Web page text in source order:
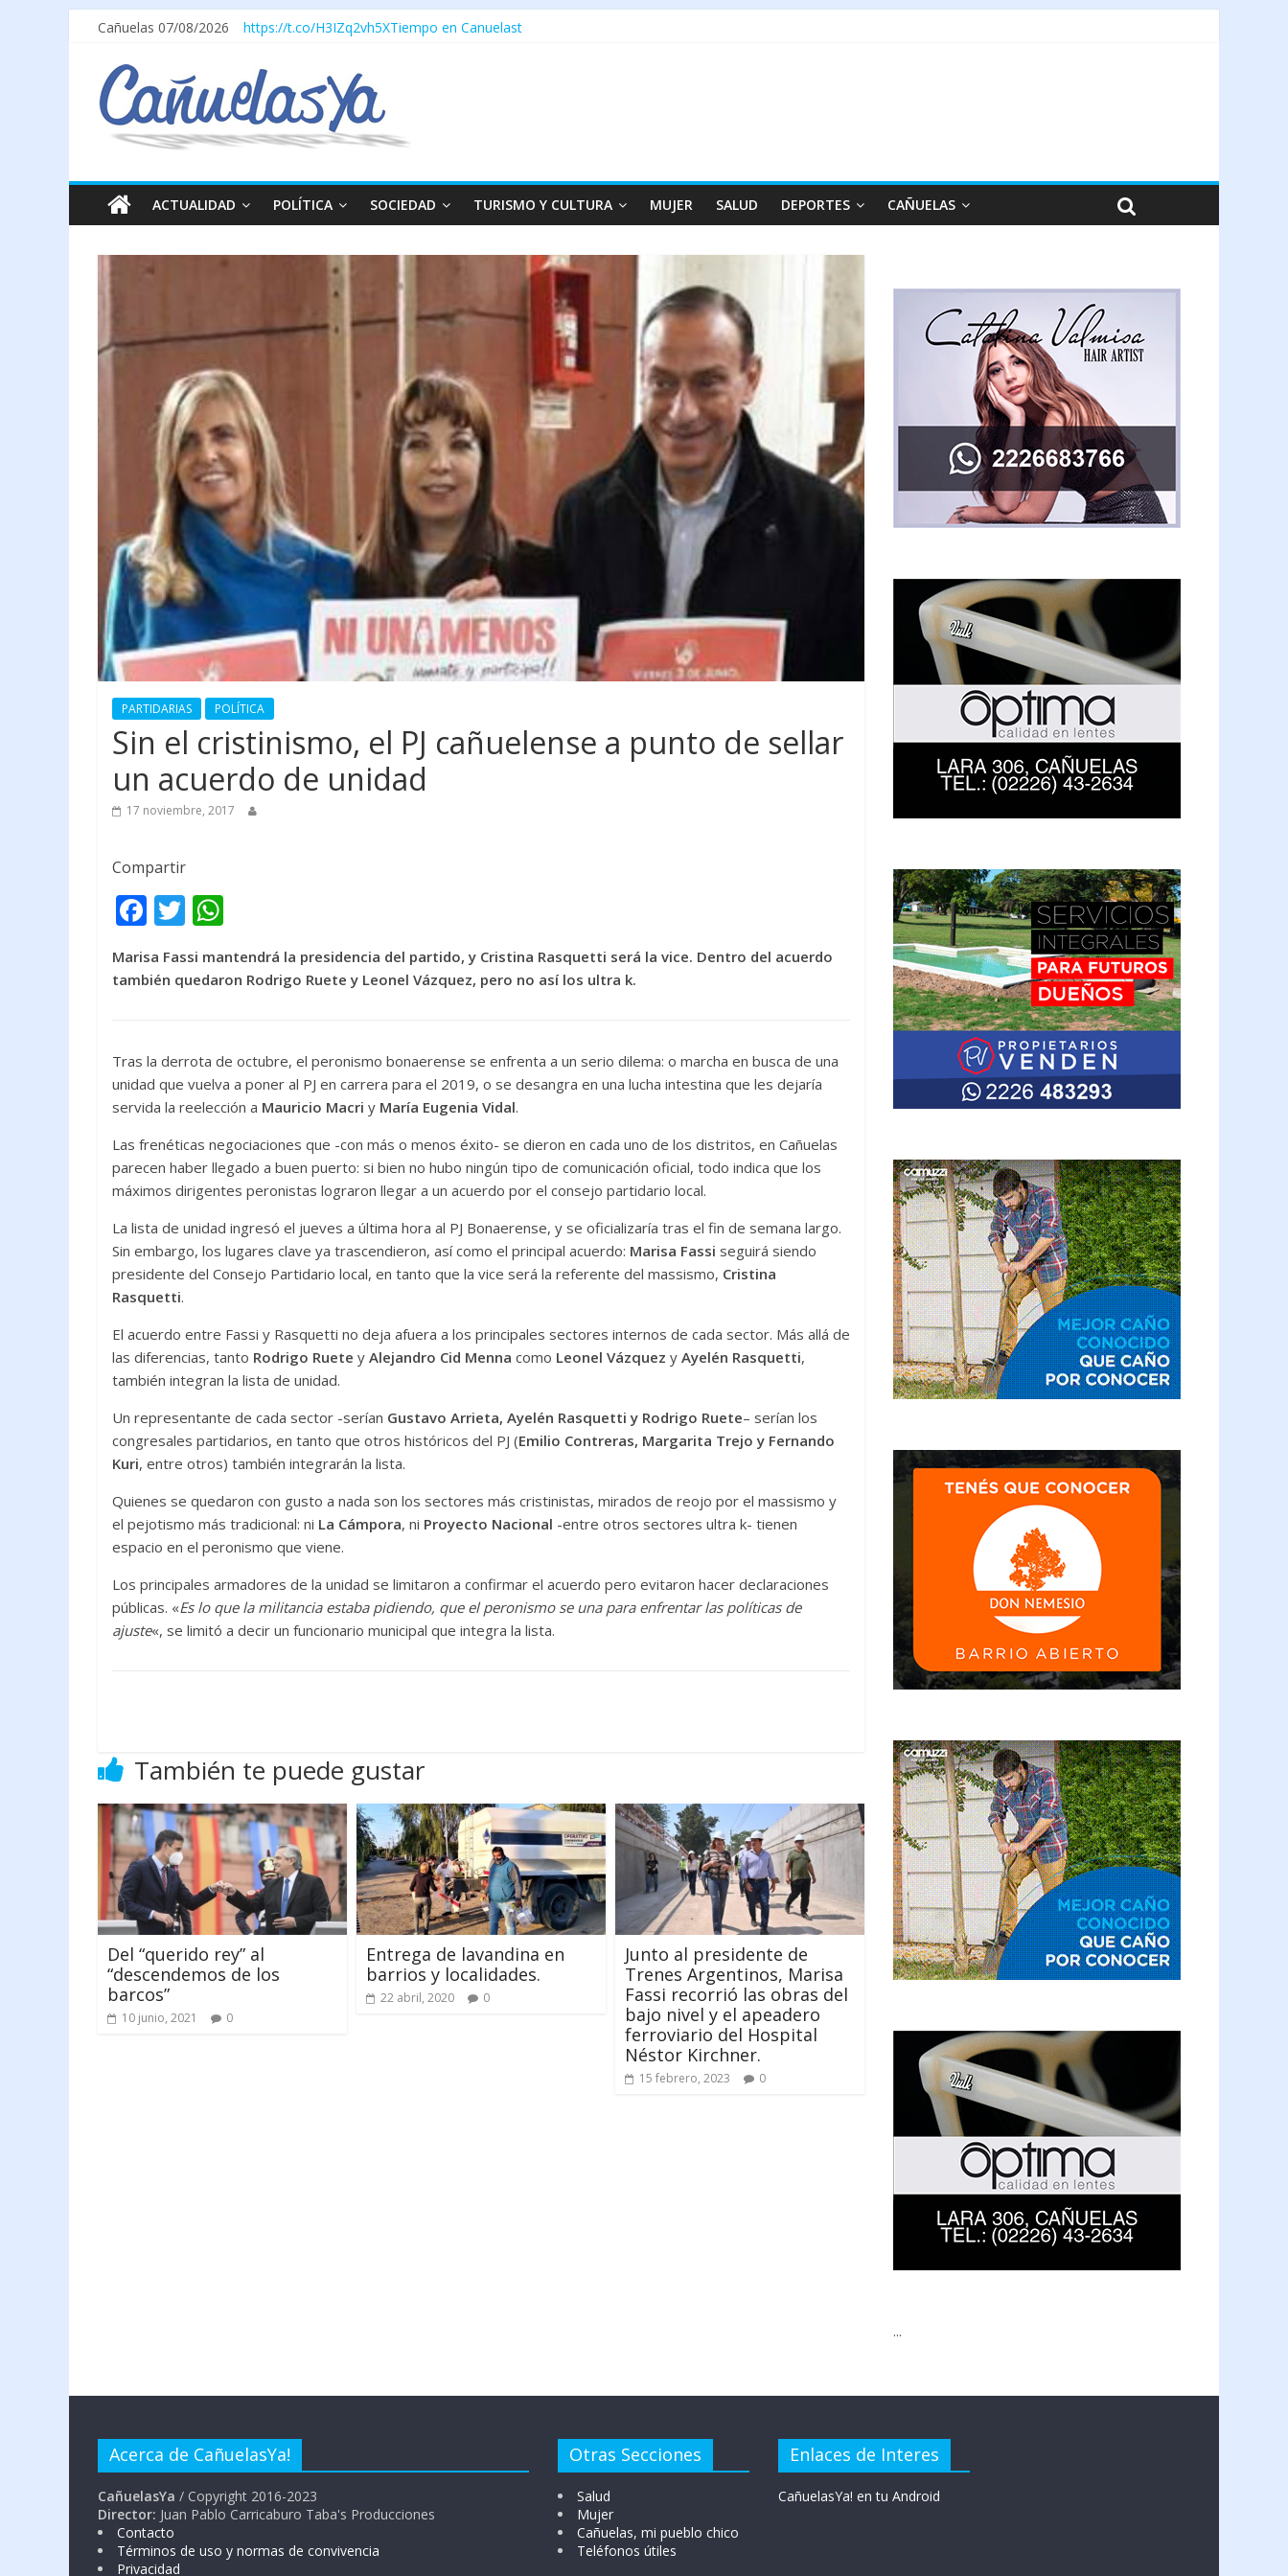
Cañuelas 07/08/2026 https://t.co/H3IZq2vh5XTiempo en Canuelast
ACTUALIDAD POLÍTICA SOCIEDAD TURISMO Y CULTURA MUJER SALUD DEPORTES CAÑUELAS
PARTIDARIAS POLÍTICA
Sin el cristinismo, el PJ cañuelense a punto de sellar
un acuerdo de unidad
17 noviembre, 2017
Compartir
F
e
o
k
T
w
ittat
p
p
Marisa Fassi mantendrá la presidencia del partido, y Cristina Rasquetti será la vice. Dentro del acuerdo
también quedaron Rodrigo Ruete y Leonel Vázquez, pero no así los ultra k.
Tras la derrota de octubre, el peronismo bonaerense se enfrenta a un serio dilema: o marcha en busca de una
unidad que vuelva a poner al PJ en carrera para el 2019, o se desangra en una lucha intestina que les dejaría
servida la reelección a Mauricio Macri y María Eugenia Vidal.
Las frenéticas negociaciones que -con más o menos éxito- se dieron en cada uno de los distritos, en Cañuelas
parecen haber llegado a buen puerto: si bien no hubo ningún tipo de comunicación oficial, todo indica que los
máximos dirigentes peronistas lograron llegar a un acuerdo por el consejo partidario local.
La lista de unidad ingresó el jueves a última hora al PJ Bonaerense, y se oficializaría tras el fin de semana largo.
Sin embargo, los lugares clave ya trascendieron, así como el principal acuerdo: Marisa Fassi seguirá siendo
presidente del Consejo Partidario local, en tanto que la vice será la referente del massismo, Cristina
Rasquetti.
El acuerdo entre Fassi y Rasquetti no deja afuera a los principales sectores internos de cada sector. Más allá de
las diferencias, tanto Rodrigo Ruete y Alejandro Cid Menna como Leonel Vázquez y Ayelén Rasquetti,
también integran la lista de unidad.
Un representante de cada sector -serían Gustavo Arrieta, Ayelén Rasquetti y Rodrigo Ruete– serían los
congresales partidarios, en tanto que otros históricos del PJ (Emilio Contreras, Margarita Trejo y Fernando
Kuri, entre otros) también integrarán la lista.
Quienes se quedaron con gusto a nada son los sectores más cristinistas, mirados de reojo por el massismo y
el pejotismo más tradicional: ni La Cámpora, ni Proyecto Nacional -entre otros sectores ultra k- tienen
espacio en el peronismo que viene.
Los principales armadores de la unidad se limitaron a confirmar el acuerdo pero evitaron hacer declaraciones
públicas. «Es lo que la militancia estaba pidiendo, que el peronismo se una para enfrentar las políticas de
ajuste«, se limitó a decir un funcionario municipal que integra la lista.
También te puede gustar
Del “querido rey” al
“descendemos de los
barcos”
10 junio, 2021 0
Entrega de lavandina en
barrios y localidades.
22 abril, 2020 0
Junto al presidente de
Trenes Argentinos, Marisa
Fassi recorrió las obras del
bajo nivel y el apeadero
ferroviario del Hospital
Néstor Kirchner.
15 febrero, 2023 0
...
Acerca de CañuelasYa!
CañuelasYa / Copyright 2016-2023
Director: Juan Pablo Carricaburo Taba's Producciones
Contacto
Términos de uso y normas de convivencia
Privacidad
Otras Secciones
Salud
Mujer
Cañuelas, mi pueblo chico
Teléfonos útiles
Enlaces de Interes
CañuelasYa! en tu Android